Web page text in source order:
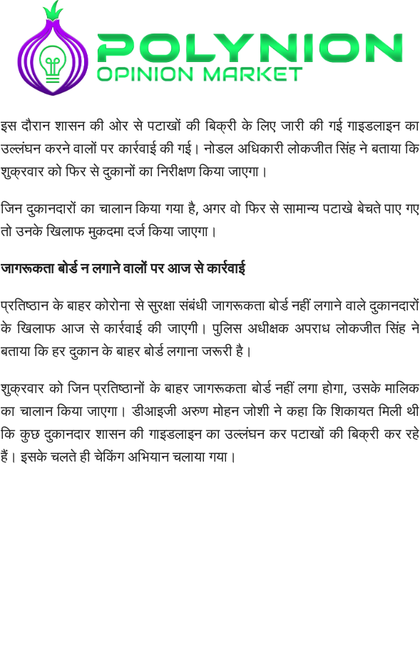
इस दौरान शासन की ओर से पटाखों की बिक्री के लिए जारी की गई गाइडलाइन का
उल्लंघन करने वालों पर कार्रवाई की गई। नोडल अधिकारी लोकजीत सिंह ने बताया कि
शुक्रवार को फिर से दुकानों का निरीक्षण किया जाएगा।
जिन दुकानदारों का चालान किया गया है, अगर वो फिर से सामान्य पटाखे बेचते पाए गए
तो उनके खिलाफ मुकदमा दर्ज किया जाएगा।
जागरूकता बोर्ड न लगाने वालों पर आज से कार्रवाई
प्रतिष्ठान के बाहर कोरोना से सुरक्षा संबंधी जागरूकता बोर्ड नहीं लगाने वाले दुकानदारों
के खिलाफ आज से कार्रवाई की जाएगी। पुलिस अधीक्षक अपराध लोकजीत सिंह ने
बताया कि हर दुकान के बाहर बोर्ड लगाना जरूरी है।
शुक्रवार को जिन प्रतिष्ठानों के बाहर जागरूकता बोर्ड नहीं लगा होगा, उसके मालिक
का चालान किया जाएगा। डीआइजी अरुण मोहन जोशी ने कहा कि शिकायत मिली थी
कि कुछ दुकानदार शासन की गाइडलाइन का उल्लंघन कर पटाखों की बिक्री कर रहे
हैं। इसके चलते ही चेकिंग अभियान चलाया गया।